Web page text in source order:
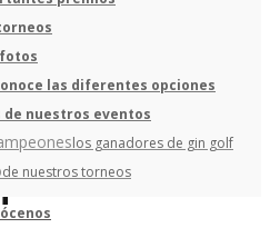
las diferentes opciones
de nuestros eventos
los ganadores de gin golf
de nuestros torneos